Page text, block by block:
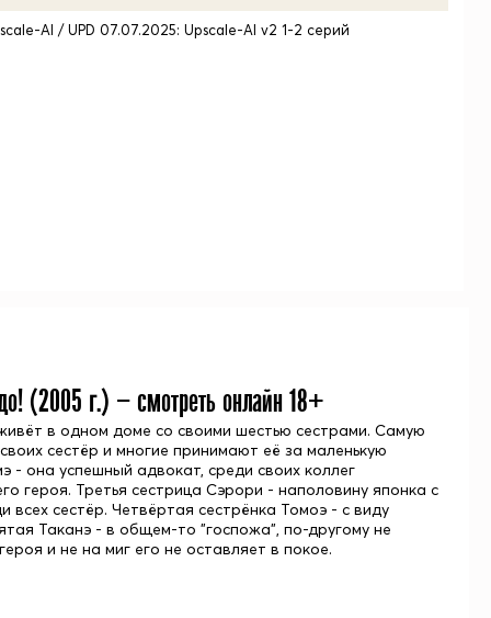
AI / UPD 07.07.2025: Upscale-AI v2 1-2 серий
(2005 г.) — смотреть онлайн 18+
в одном доме со своими шестью сестрами. Самую
сестёр и многие принимают её за маленькую
- она успешный адвокат, среди своих коллег
героя. Третья сестрица Сэрори - наполовину японка с
сестёр. Четвёртая сестрёнка Томоэ - с виду
Таканэ - в общем-то "госпожа", по-другому не
и не на миг его не оставляет в покое.